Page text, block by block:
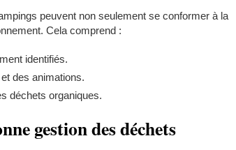
peuvent non seulement se conformer à la
Cela comprend :
identifiés.
des animations.
déchets organiques.
gestion des déchets